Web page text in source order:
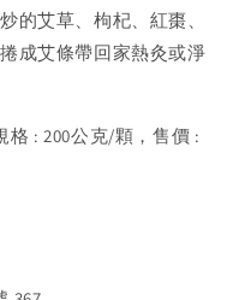
的艾草、枸杞、紅棗、
成艾條帶回家熱灸或淨
: 200公克/顆，售價 :